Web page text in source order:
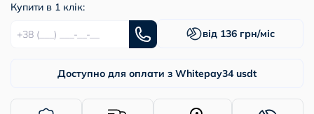
Купити в 1 клік:
від 136 грн/міс
Доступно для оплати з Whitepay34 usdt